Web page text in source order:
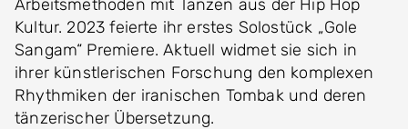
Arbeitsmethoden mit Tänzen aus der Hip Hop
Kultur. 2023 feierte ihr erstes Solostück „Gole
Sangam“ Premiere. Aktuell widmet sie sich in
ihrer künstlerischen Forschung den komplexen
Rhythmiken der iranischen Tombak und deren
tänzerischer Übersetzung.